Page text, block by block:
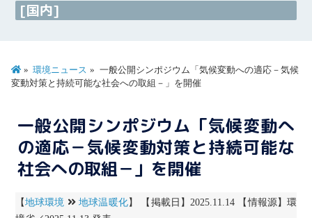
[国内]
環境ニュース
一般公開シンポジウム「気候変動への適応－気候
変動対策と持続可能な社会への取組－」を開催
一般公開シンポジウム「気候変動へ
の適応－気候変動対策と持続可能な
社会への取組－」を開催
【地球環境 地球温暖化】 【掲載日】2025.11.14 【情報源】環